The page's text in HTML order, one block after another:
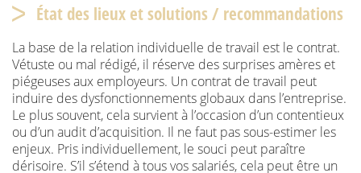
État des lieux et solutions / recommandations
La base de la relation individuelle de travail est le contrat.
Vétuste ou mal rédigé, il réserve des surprises amères et
piégeuses aux employeurs. Un contrat de travail peut
induire des dysfonctionnements globaux dans l’entreprise.
Le plus souvent, cela survient à l’occasion d’un contentieux
ou d’un audit d’acquisition. Il ne faut pas sous-estimer les
enjeux. Pris individuellement, le souci peut paraître
dérisoire. S’il s’étend à tous vos salariés, cela peut être un